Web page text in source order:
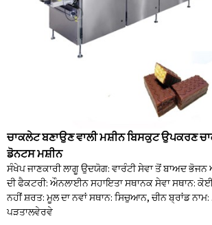
ਚਾਕਲੇਟ ਬਣਾਉਣ ਵਾਲੀ ਮਸ਼ੀਨ ਬਿਸਕੁਟ ਉਪਕਰਣ
ਡੋਨਟਸ ਮਸ਼ੀਨ
ਸੰਖੇਪ ਜਾਣਕਾਰੀ ਲਾਗੂ ਉਦਯੋਗ: ਵਾਰੰਟੀ ਸੇਵਾ ਤੋਂ ਬਾਅਦ ਭੋਜਨ
ਦੀ ਫੈਕਟਰੀ: ਔਨਲਾਈਨ ਸਹਾਇਤਾ ਸਥਾਨਕ ਸੇਵਾ ਸਥਾਨ:
ਨਹੀਂ ਸ਼ਰਤ: ਮੂਲ ਦਾ ਨਵਾਂ ਸਥਾਨ: ਸਿਚੁਆਨ, ਚੀਨ ਬ੍ਰਾਂਡ ਨਾਮ:
ਪੜਤਾਲਵੇਰਵੇ